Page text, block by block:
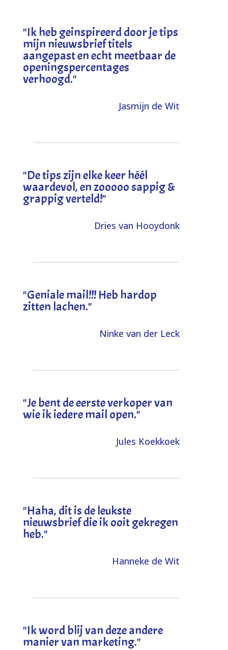
"Ik heb geinspireerd door je tips
mijn nieuwsbrief titels
aangepast en echt meetbaar de
openingspercentages
verhoogd."
Jasmijn de Wit
"De tips zijn elke keer héél
waardevol, en zooooo sappig &
grappig verteld!"
Dries van Hooydonk
"Geniale mail!!! Heb hardop
zitten lachen."
Ninke van der Leck
"Je bent de eerste verkoper van
wie ik iedere mail open."
Jules Koekkoek
"Haha, dit is de leukste
nieuwsbrief die ik ooit gekregen
heb."
Hanneke de Wit
"Ik word blij van deze andere
manier van marketing."